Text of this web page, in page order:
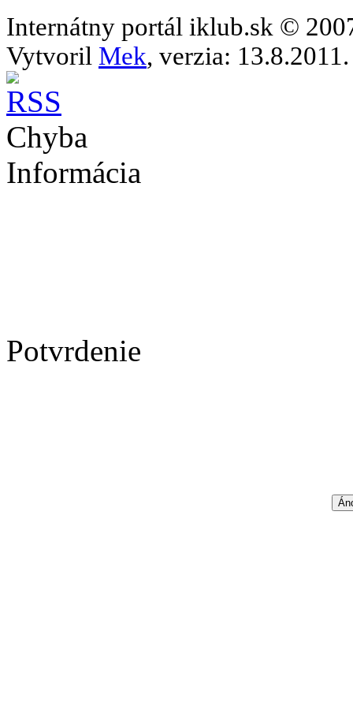
Internátny portál iklub.sk ©
Vytvoril Mek, verzia: 13.8.2011.
Chyba
Informácia
Potvrdenie